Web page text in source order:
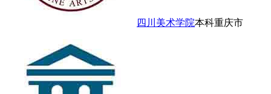
四川美术学院本科重庆市